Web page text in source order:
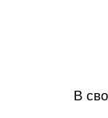
В